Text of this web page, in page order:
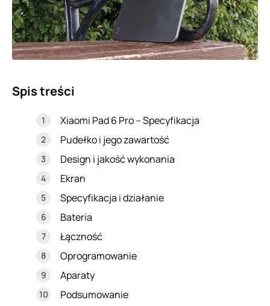
Spis treści
Xiaomi Pad 6 Pro – Specyfikacja
Pudełko i jego zawartość
Design i jakość wykonania
Ekran
Specyfikacja i działanie
Bateria
Łączność
Oprogramowanie
Aparaty
Podsumowanie